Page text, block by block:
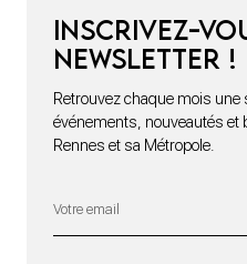
Inscrivez-
newsletter !
Retrouvez chaque mois
événements, nouveautés et
Rennes et sa Métropole.